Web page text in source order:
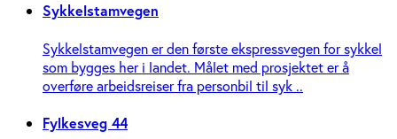
Sykkelstamvegen
Sykkelstamvegen er den første ekspressvegen for sykkel
som bygges her i landet. Målet med prosjektet er å
overføre arbeidsreiser fra personbil til syk ..
Fylkesveg 44